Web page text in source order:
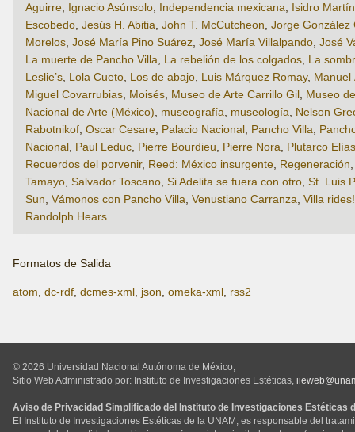
Aguirre, Ignacio Asúnsolo, Independencia mexicana, Isidro
Escobedo, Jesús H. Abitia, John T. McCutcheon, Jorge González
Morelos, José María Pino Suárez, José María Villalpando, José
La muerte de Pancho Villa, La rebelión de los colgados, La
Leslie’s, Lola Cueto, Los de abajo, Luis Márquez Romay, Manuel
Miguel Covarrubias, Moisés, Museo de Arte Carrillo Gil, Museo
Nacional de Arte (México), museografía, museología, Nelson
Rabotnikof, Oscar Cesare, Palacio Nacional, Pancho Villa,
Nacional, Paul Leduc, Pierre Bourdieu, Pierre Nora, Plutarco
Recuerdos del porvenir, Reed: México insurgente, Regeneración
Tamayo, Salvador Toscano, Si Adelita se fuera con otro, St. Luis
Sun, Vámonos con Pancho Villa, Venustiano Carranza, Villa rides!
Randolph Hears
Formatos de Salida
atom dc-rdf dcmes-xml json omeka-xml rss2
© 2026 Universidad Nacional Autónoma de México,
Sitio Web Administrado por: Instituto de Investigaciones Estéticas,
Aviso de Privacidad Simplificado del Instituto de Investigaciones Estéticas
El Instituto de Investigaciones Estéticas de la UNAM, es responsable del